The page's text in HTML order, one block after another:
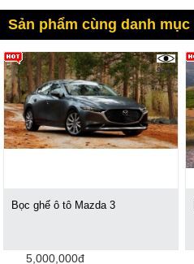
Sản phẩm cùng danh mục
9253
Bọc ghế ô tô Mazda 3
5,000,000đ